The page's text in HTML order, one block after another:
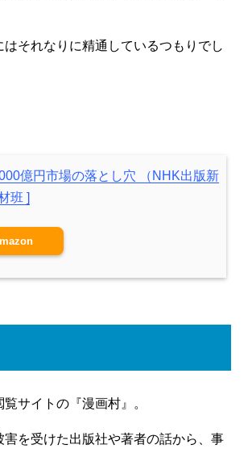
それなりに精通しているつもりでし
億円市場の落とし穴 （NHK出版新
班 ]
サイトの『漫画村』。
を受けた出版社や著者の話から、事